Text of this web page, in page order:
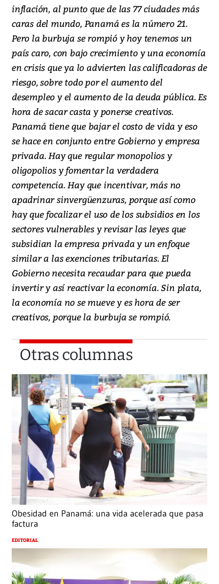
inflación, al punto que de las 77 ciudades más
caras del mundo, Panamá es la número 21.
Pero la burbuja se rompió y hoy tenemos un
país caro, con bajo crecimiento y una economía
en crisis que ya lo advierten las calificadoras de
riesgo, sobre todo por el aumento del
desempleo y el aumento de la deuda pública. Es
hora de sacar casta y ponerse creativos.
Panamá tiene que bajar el costo de vida y eso
se hace en conjunto entre Gobierno y empresa
privada. Hay que regular monopolios y
oligopolios y fomentar la verdadera
competencia. Hay que incentivar, más no
apadrinar sinvergüenzuras, porque así como
hay que focalizar el uso de los subsidios en los
sectores vulnerables y revisar las leyes que
subsidian la empresa privada y un enfoque
similar a las exenciones tributarias. El
Gobierno necesita recaudar para que pueda
invertir y así reactivar la economía. Sin plata,
la economía no se mueve y es hora de ser
creativos, porque la burbuja se rompió.
Otras columnas
Obesidad en Panamá: una vida acelerada que pasa
factura
EDITORIAL